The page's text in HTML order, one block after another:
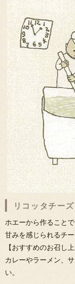
リコッタチーズ
ホエーから作ること
甘みを感じられるチー
【おすすめのお召し上
カレーやラーメン、
い。